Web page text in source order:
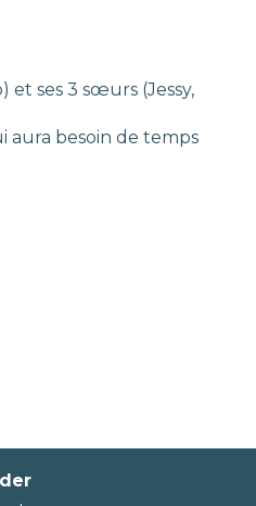
et ses 3 sœurs (Jessy,
aura besoin de temps